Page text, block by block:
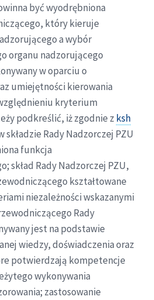
być wyodrębniona
który kieruje
a wybór
organu nadzorującego
w oparciu o
umiejętności kierowania
kryterium
podkreślić, iż zgodnie z ksh
Rady Nadzorczej PZU
funkcja
skład Rady Nadzorczej PZU,
kształtowane
niezależności wskazanymi
Rady
jest na podstawie
wiedzy, doświadczenia oraz
potwierdzają kompetencje
wykonywania
zastosowanie